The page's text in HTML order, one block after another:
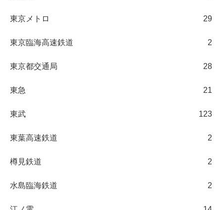
東京メトロ 29
東京臨海高速鉄道 2
東京都交通局 28
東急 21
東武 123
東葉高速鉄道 2
樽見鉄道 2
水島臨海鉄道 2